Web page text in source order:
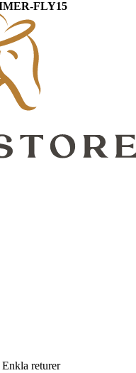
FLY15
Enkla returer